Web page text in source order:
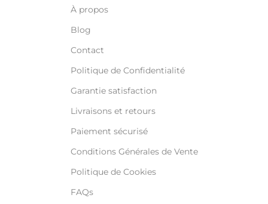
À propos
Blog
Contact
Politique de Confidentialité
Garantie satisfaction
Livraisons et retours
Paiement sécurisé
Conditions Générales de Vente
Politique de Cookies
FAQs